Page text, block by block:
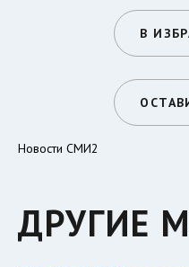
В
Новости СМИ2
ДРУГИЕ